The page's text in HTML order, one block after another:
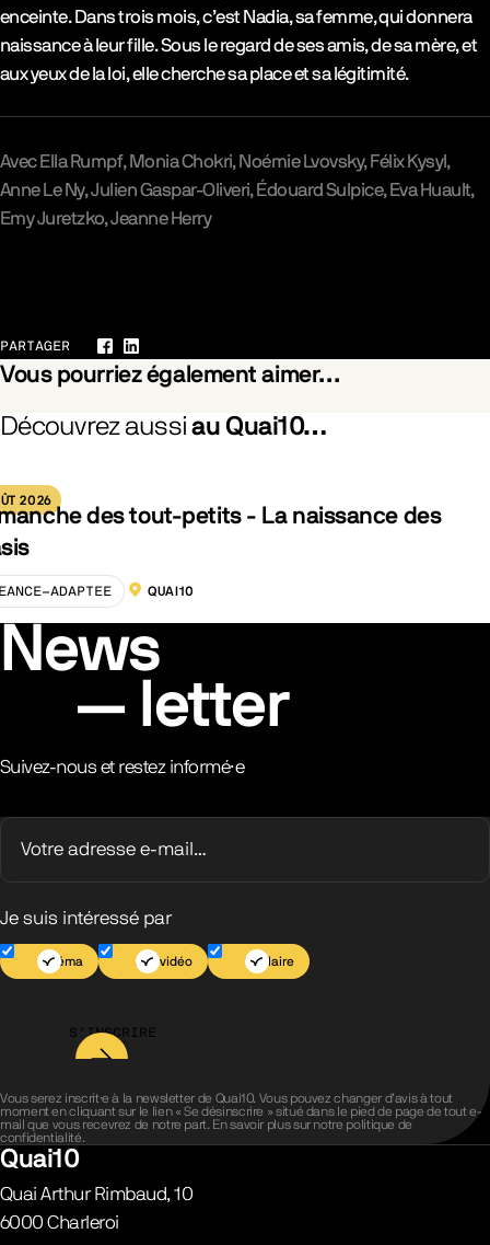
enceinte. Dans trois mois, c’est Nadia, sa femme, qui donnera
naissance à leur fille. Sous le regard de ses amis, de sa mère, et
aux yeux de la loi, elle cherche sa place et sa légitimité.
Avec Ella Rumpf Monia Chokri Noémie Lvovsky Félix Kysyl
Anne Le Ny Julien Gaspar-Oliveri Édouard Sulpice Eva Huault
Emy JuretzkoJeanne Herry
PARTAGER
Facebook
LinkedIn
Vous pourriez également aimer…
Was Marielle Weiss (La Gifle)
Découvrez aussiau Quai10…
2026
des tout-petits - La naissance des
ADAPTEE LOCALISATION :
QUAI10
News
letter
Suivez-nous et restez informé·e
Je suis intéressé par
Cinéma Jeu vidéo Scolaire
S’INSCRIRE
Vous serez inscrit·e à la newsletter de Quai10. Vous pouvez changer d’avis à tout
moment en cliquant sur le lien « Se désinscrire » situé dans le pied de page de tout e-
mail que vous recevrez de notre part. En savoir plus sur notre politique de
confidentialité.
Quai10
Quai Arthur Rimbaud, 10
6000 Charleroi